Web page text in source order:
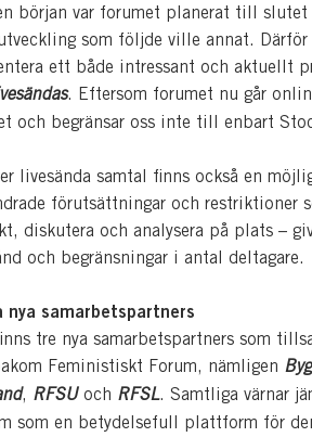
början var forumet planerat till slutet
som följde ville annat.
ett både intressant och aktuellt
. Eftersom forumet nu går
och begränsar oss inte till enbart
livesända samtal finns också en
förutsättningar och restriktioner
diskutera och analysera på plats –
och begränsningar i antal deltagare.
nya samarbetspartners
tre nya samarbetspartners som
Feministiskt Forum, nämligen
, RFSU och RFSL. Samtliga värnar
som en betydelsefull plattform för